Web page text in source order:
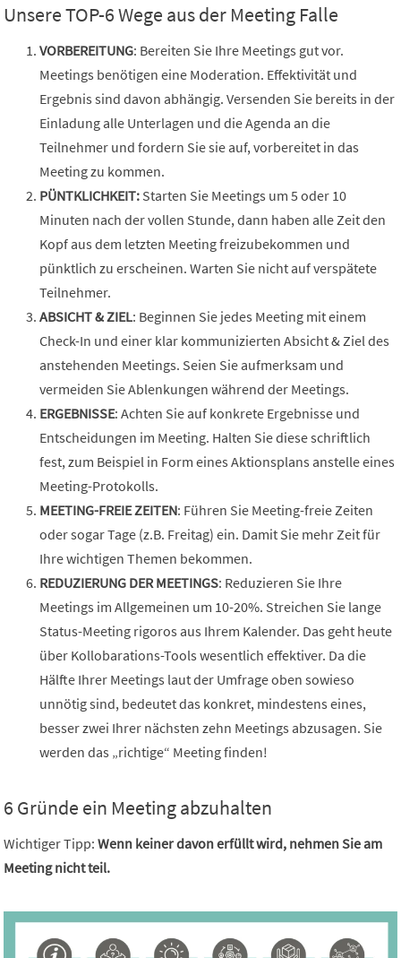
Unsere TOP-6 Wege aus der Meeting Falle
VORBEREITUNG: Bereiten Sie Ihre Meetings gut vor.
Meetings benötigen eine Moderation. Effektivität und
Ergebnis sind davon abhängig. Versenden Sie bereits in der
Einladung alle Unterlagen und die Agenda an die
Teilnehmer und fordern Sie sie auf, vorbereitet in das
Meeting zu kommen.
PÜNTKLICHKEIT: Starten Sie Meetings um 5 oder 10
Minuten nach der vollen Stunde, dann haben alle Zeit den
Kopf aus dem letzten Meeting freizubekommen und
pünktlich zu erscheinen. Warten Sie nicht auf verspätete
Teilnehmer.
ABSICHT & ZIEL: Beginnen Sie jedes Meeting mit einem
Check-In und einer klar kommunizierten Absicht & Ziel des
anstehenden Meetings. Seien Sie aufmerksam und
vermeiden Sie Ablenkungen während der Meetings.
ERGEBNISSE: Achten Sie auf konkrete Ergebnisse und
Entscheidungen im Meeting. Halten Sie diese schriftlich
fest, zum Beispiel in Form eines Aktionsplans anstelle eines
Meeting-Protokolls.
MEETING-FREIE ZEITEN: Führen Sie Meeting-freie Zeiten
oder sogar Tage (z.B. Freitag) ein. Damit Sie mehr Zeit für
Ihre wichtigen Themen bekommen.
REDUZIERUNG DER MEETINGS: Reduzieren Sie Ihre
Meetings im Allgemeinen um 10-20%. Streichen Sie lange
Status-Meeting rigoros aus Ihrem Kalender. Das geht heute
über Kollobarations-Tools wesentlich effektiver. Da die
Hälfte Ihrer Meetings laut der Umfrage oben sowieso
unnötig sind, bedeutet das konkret, mindestens eines,
besser zwei Ihrer nächsten zehn Meetings abzusagen. Sie
werden das „richtige“ Meeting finden!
6 Gründe ein Meeting abzuhalten
Wichtiger Tipp:Wenn keiner davon erfüllt wird, nehmen Sie am
Meeting nicht teil.